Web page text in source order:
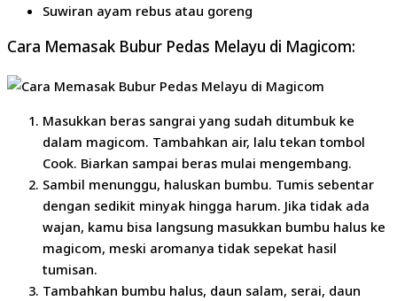
Suwiran ayam rebus atau goreng
Cara Memasak Bubur Pedas Melayu di Magicom:
Masukkan beras sangrai yang sudah ditumbuk ke
dalam magicom. Tambahkan air, lalu tekan tombol
Cook. Biarkan sampai beras mulai mengembang.
Sambil menunggu, haluskan bumbu. Tumis sebentar
dengan sedikit minyak hingga harum. Jika tidak ada
wajan, kamu bisa langsung masukkan bumbu halus ke
magicom, meski aromanya tidak sepekat hasil
tumisan.
Tambahkan bumbu halus, daun salam, serai, daun